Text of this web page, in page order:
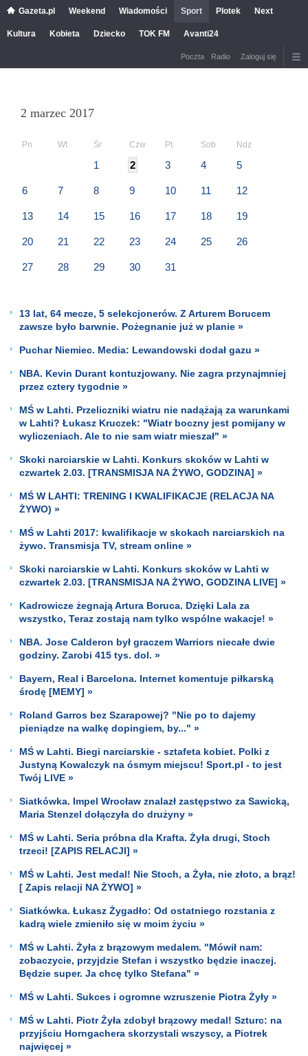
Gazeta.pl Weekend Wiadomości Sport Plotek Next
Kultura Kobieta Dziecko TOK FM Avanti24
Poczta Radio Zaloguj się
2 marzec 2017
Pn Wt Śr Czw Pt Sob Ndz
1 2 3 4 5
6 7 8 9 10 11 12
13 14 15 16 17 18 19
20 21 22 23 24 25 26
27 28 29 30 31
13 lat, 64 mecze, 5 selekcjonerów. Z Arturem Borucem
zawsze było barwnie. Pożegnanie już w planie »
Puchar Niemiec. Media: Lewandowski dodał gazu »
NBA. Kevin Durant kontuzjowany. Nie zagra przynajmniej
przez cztery tygodnie »
MŚ w Lahti. Przeliczniki wiatru nie nadążają za warunkami
w Lahti? Łukasz Kruczek: "Wiatr boczny jest pomijany w
wyliczeniach. Ale to nie sam wiatr mieszał" »
Skoki narciarskie w Lahti. Konkurs skoków w Lahti w
czwartek 2.03. [TRANSMISJA NA ŻYWO, GODZINA] »
MŚ W LAHTI: TRENING I KWALIFIKACJE (RELACJA NA
ŻYWO) »
MŚ w Lahti 2017: kwalifikacje w skokach narciarskich na
żywo. Transmisja TV, stream online »
Skoki narciarskie w Lahti. Konkurs skoków w Lahti w
czwartek 2.03. [TRANSMISJA NA ŻYWO, GODZINA LIVE] »
Kadrowicze żegnają Artura Boruca. Dzięki Lala za
wszystko, Teraz zostają nam tylko wspólne wakacje! »
NBA. Jose Calderon był graczem Warriors niecałe dwie
godziny. Zarobi 415 tys. dol. »
Bayern, Real i Barcelona. Internet komentuje piłkarską
środę [MEMY] »
Roland Garros bez Szarapowej? "Nie po to dajemy
pieniądze na walkę dopingiem, by..." »
MŚ w Lahti. Biegi narciarskie - sztafeta kobiet. Polki z
Justyną Kowalczyk na ósmym miejscu! Sport.pl - to jest
Twój LIVE »
Siatkówka. Impel Wrocław znalazł zastępstwo za Sawicką,
Maria Stenzel dołączyła do drużyny »
MŚ w Lahti. Seria próbna dla Krafta. Żyła drugi, Stoch
trzeci! [ZAPIS RELACJI] »
MŚ w Lahti. Jest medal! Nie Stoch, a Żyła, nie złoto, a brąz!
[ Zapis relacji NA ŻYWO] »
Siatkówka. Łukasz Żygadło: Od ostatniego rozstania z
kadrą wiele zmieniło się w moim życiu »
MŚ w Lahti. Żyła z brązowym medalem. "Mówił nam:
zobaczycie, przyjdzie Stefan i wszystko będzie inaczej.
Będzie super. Ja chcę tylko Stefana" »
MŚ w Lahti. Sukces i ogromne wzruszenie Piotra Żyły »
MŚ w Lahti. Piotr Żyła zdobył brązowy medal! Szturc: na
przyjściu Horngachera skorzystali wszyscy, a Piotrek
najwięcej »